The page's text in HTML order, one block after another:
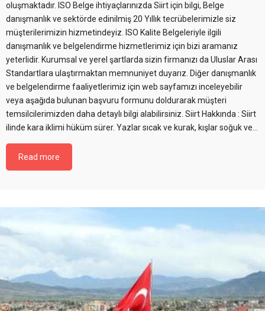
oluşmaktadır. ISO Belge ihtiyaçlarınızda Siirt için bilgi, Belge
danışmanlık ve sektörde edinilmiş 20 Yıllık tecrübelerimizle siz
müşterilerimizin hizmetindeyiz. ISO Kalite Belgeleriyle ilgili
danışmanlık ve belgelendirme hizmetlerimiz için bizi aramanız
yeterlidir. Kurumsal ve yerel şartlarda sizin firmanızı da Uluslar Arası
Standartlara ulaştırmaktan memnuniyet duyarız. Diğer danışmanlık
ve belgelendirme faaliyetlerimiz için web sayfamızı inceleyebilir
veya aşağıda bulunan başvuru formunu doldurarak müşteri
temsilcilerimizden daha detaylı bilgi alabilirsiniz. Siirt Hakkında : Siirt
ilinde kara iklimi hüküm sürer. Yazlar sıcak ve kurak, kışlar soğuk ve…
Read more